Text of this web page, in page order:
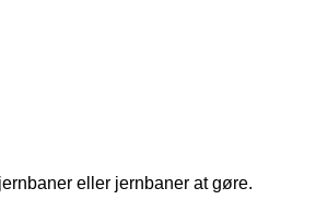
eller jernbaner at gøre.